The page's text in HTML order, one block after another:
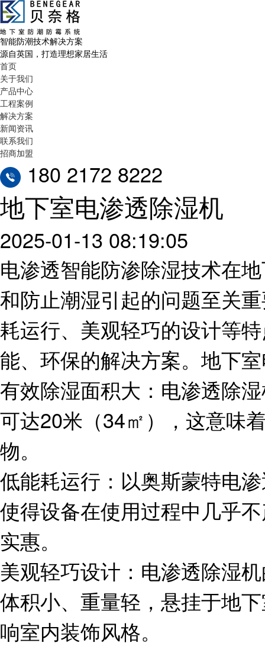
智能防潮技术解决方案
源自英国，打造理想家居生活
首页
关于我们
产品中心
工程案例
解决方案
新闻资讯
联系我们
招商加盟
180 2172 8222
地下室电渗透除湿机
2025-01-13 08:19:05
电渗透智能防渗除湿技术在
和防止潮湿引起的问题至关
耗运行、美观轻巧的设计等
能、环保的解决方案。地下
有效除湿面积大：电渗透除
可达20米（34㎡），这意味
物。
低能耗运行：以奥斯蒙特电
使得设备在使用过程中几乎
实惠。
美观轻巧设计：电渗透除湿
体积小、重量轻，悬挂于地
响室内装饰风格。